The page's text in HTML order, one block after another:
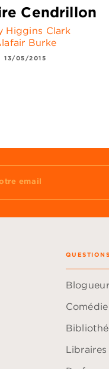
Cendrillon
Higgins Clark
Burke
13/05/2015
email
Libraires